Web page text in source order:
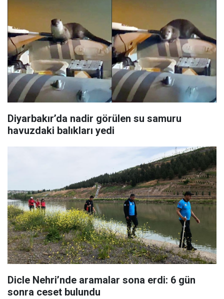
Diyarbakır’da nadir görülen su samuru
havuzdaki balıkları yedi
Dicle Nehri’nde aramalar sona erdi: 6 gün
sonra ceset bulundu